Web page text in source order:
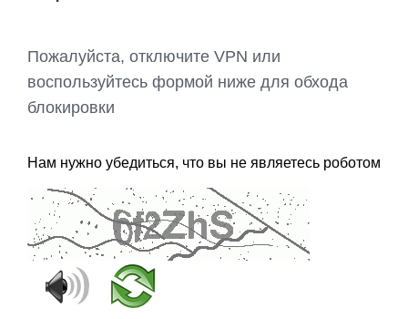
Пожалуйста, отключите VPN или
воспользуйтесь формой ниже для обхода
блокировки
Нам нужно убедиться, что вы не являетесь роботом